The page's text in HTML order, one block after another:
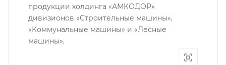
продукции холдинга «АМКОДОР»
дивизионов «Строительные машины»,
«Коммунальные машины» и «Лесные
машины»,